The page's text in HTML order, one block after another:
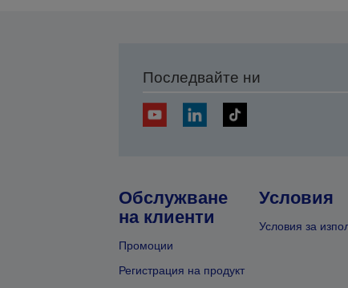
Последвайте ни
Обслужване
на клиенти
Промоции
Регистрация на продукт
Условия
Условия за